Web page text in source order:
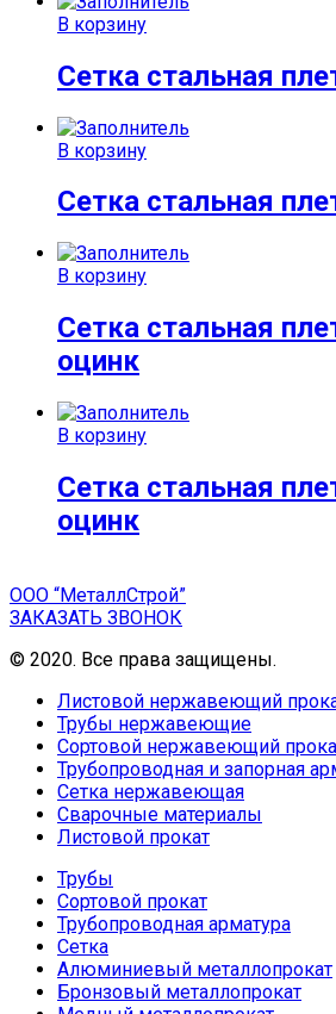
В корзину
Сетка стальная
В корзину
Сетка стальная
В корзину
Сетка стальная
оцинк
В корзину
Сетка стальная
оцинк
ООО “МеталлСтрой”
ЗАКАЗАТЬ ЗВОНОК
© 2020. Все права защищены.
Листовой нержавеющий
Трубы нержавеющие
Сортовой нержавеющий
Трубопроводная и запорная
Сетка нержавеющая
Сварочные материалы
Листовой прокат
Трубы
Сортовой прокат
Трубопроводная арматура
Сетка
Алюминиевый металлопрокат
Бронзовый металлопрокат